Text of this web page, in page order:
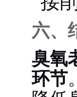
六、
臭氧
环节